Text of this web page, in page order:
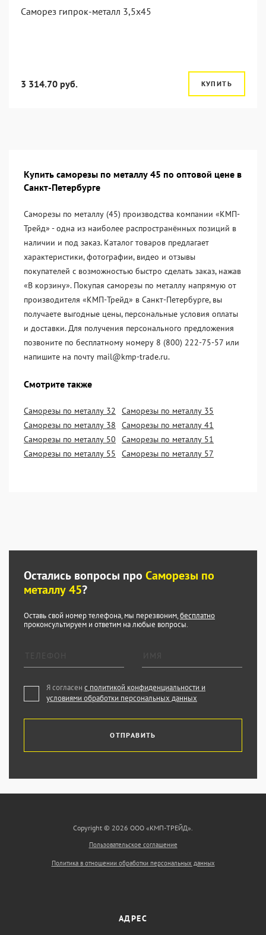
Саморез гипрок-металл 3,5x45
3 314.70 руб. КУПИТЬ
Купить саморезы по металлу 45 по оптовой цене в
Санкт-Петербурге
Саморезы по металлу (45) производства компании «KМП-
Трейд» - одна из наиболее распространённых позиций в
наличии и под заказ. Каталог товаров предлагает
характеристики, фотографии, видео и отзывы
покупателей с возможностью быстро сделать заказ, нажав
«В корзину». Покупая саморезы по металлу напрямую от
производителя «KМП-Трейд» в Санкт-Петербурге, вы
получаете выгодные цены, персональные условия оплаты
и доставки. Для получения персонального предложения
позвоните по бесплатному номеру 8 (800) 222-75-57 или
напишите на почту mail@kmp-trade.ru.
Смотрите также
Саморезы по металлу 32
Саморезы по металлу 35
Саморезы по металлу 38
Саморезы по металлу 41
Саморезы по металлу 50
Саморезы по металлу 51
Саморезы по металлу 55
Саморезы по металлу 57
Остались вопросы про Саморезы по
металлу 45?
Оставь свой номер телефона, мы перезвоним,бесплатно
проконсультируем и ответим на любые вопросы.
Я согласен с политикой конфиденциальности и
условиями обработки персональных данных
ОТПРАВИТЬ
Copyright © 2026 ООО «КМП-ТРЕЙД».
Пользовательское соглашение
Политика в отношении обработки персональных данных
АДРЕС